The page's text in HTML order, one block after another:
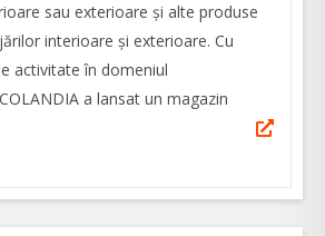
sau exterioare și alte produse
interioare și exterioare. Cu
activitate în domeniul
a lansat un magazin